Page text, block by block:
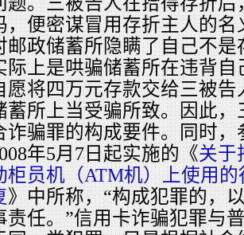
，便密谋冒用存折主人的
邮政储蓄所隐瞒了自己不
际上是哄骗储蓄所在违背
愿将四万元存款交给三被告
蓄所上当受骗所致。因此
诈骗罪的构成要件。同时
年5月7日起实施的《关于
柜员机（ATM机）上使用
》中所称，“构成犯罪的，
责任。”信用卡诈骗犯罪与